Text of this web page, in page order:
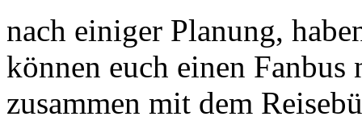
nach einiger Planung,
können euch einen Fanbus
zusammen mit dem